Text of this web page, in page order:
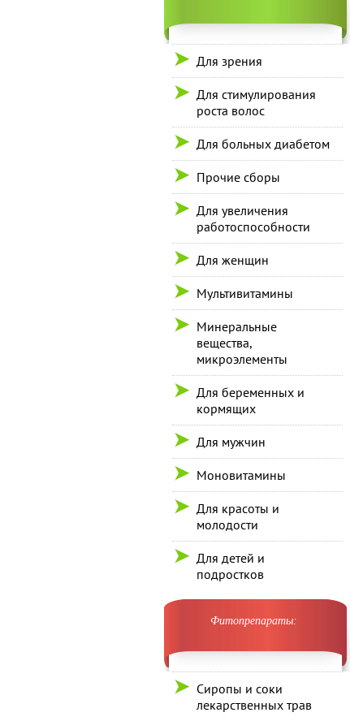
Для зрения
Для стимулирования
роста волос
Для больных диабетом
Прочие сборы
Для увеличения
работоспособности
Для женщин
Мультивитамины
Минеральные
вещества,
микроэлементы
Для беременных и
кормящих
Для мужчин
Моновитамины
Для красоты и
молодости
Для детей и
подростков
Фитопрепараты:
Сиропы и соки
лекарственных трав